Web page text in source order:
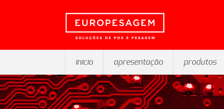
inicio apresentação produtos